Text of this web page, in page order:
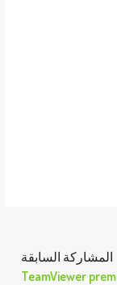
المشاركة السابقة
TeamViewer